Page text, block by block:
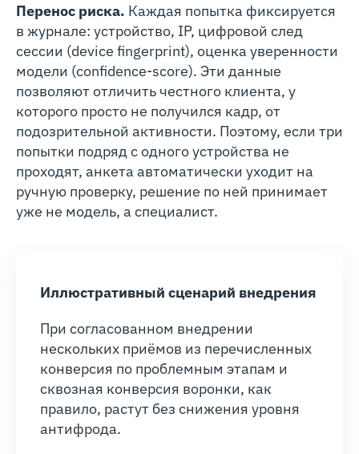
Перенос риска. Каждая попытка фиксируется
в журнале: устройство, IP, цифровой след
сессии (device fingerprint), оценка уверенности
модели (confidence-score). Эти данные
позволяют отличить честного клиента, у
которого просто не получился кадр, от
подозрительной активности. Поэтому, если три
попытки подряд с одного устройства не
проходят, анкета автоматически уходит на
ручную проверку, решение по ней принимает
уже не модель, а специалист.
Иллюстративный сценарий внедрения
При согласованном внедрении
нескольких приёмов из перечисленных
конверсия по проблемным этапам и
сквозная конверсия воронки, как
правило, растут без снижения уровня
антифрода.